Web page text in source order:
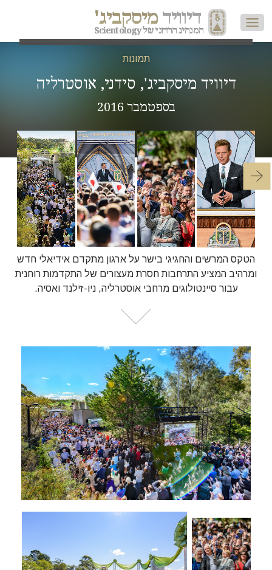
דיוויד מיסקביג'
המנהיג הרוחני של Scientology
תמונות
דיוויד מיסקביג', סידני, אוסטרליה
בספטמבר 2016
הטקס המרשים והחגיגי בישר על ארגון מתקדם אידיאלי חדש
ומרהיב המציע התרחבות חסרת מעצורים של התקדמות רוחנית
עבור סיינטולוגים מרחבי אוסטרליה, ניו-זילנד ואסיה.